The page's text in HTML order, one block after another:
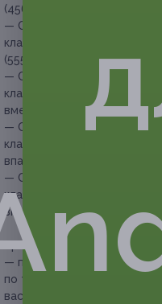
(456 руб. вместо 1200 руб.)
— Скидка 63% на шугаринг
классического бикини и
(555 руб. вместо 1500 руб.)
— Скидка 51% на шугаринг
классического бикини и
вместо 1400 руб.)
— Скидка 52% на шугаринг
классического бикини,
впадин для женщин (768
— Скидка 53% на шугаринг
классического бикини,
впадин для женщин (1128
Прочие условия:
— перед покупкой купона
по телефону и уточнить
вас дату;